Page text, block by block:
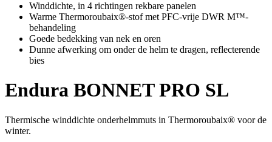
Winddichte, in 4 richtingen rekbare panelen
Warme Thermoroubaix®-stof met PFC-vrije DWR M™-
behandeling
Goede bedekking van nek en oren
Dunne afwerking om onder de helm te dragen, reflecterende
bies
Endura BONNET PRO SL
Thermische winddichte onderhelmmuts in Thermoroubaix® voor de
winter.